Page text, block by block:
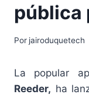
pública
Por jairoduquetech
La popular
Reeder, ha